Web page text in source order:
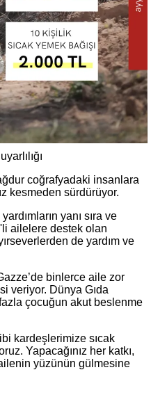
coğrafyadaki insanlara
kesmeden sürdürüyor.
yanı sıra ve
ailelere destek olan
de yardım ve
binlerce aile zor
veriyor. Dünya Gıda
çocuğun akut beslenme
kardeşlerimize sıcak
Yapacağınız her katkı,
yüzünün gülmesine